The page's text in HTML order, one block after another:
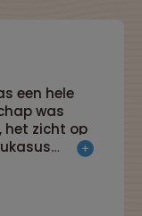
een hele
was
het zicht op